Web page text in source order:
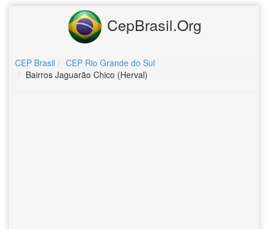
CepBrasil.Org
CEP Brasil
CEP Rio Grande do Sul
Bairros Jaguarão Chico (Herval)